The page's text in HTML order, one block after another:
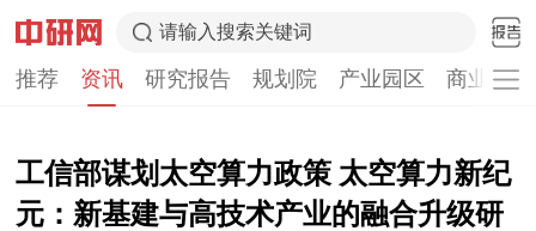
请输入搜索关键词
推荐 资讯 研究报告 规划院 产业园区 商业计
工信部谋划太空算力政策 太空算力新纪
元：新基建与高技术产业的融合升级研